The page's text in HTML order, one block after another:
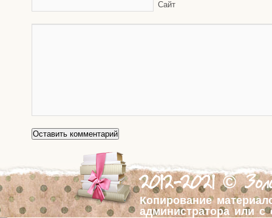
Сайт
2012-2021 ©
Копирование
администратора или с